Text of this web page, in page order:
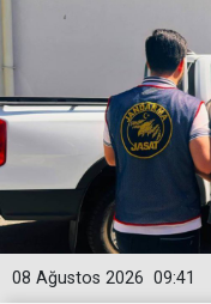
09:41
08 Ağustos 2026